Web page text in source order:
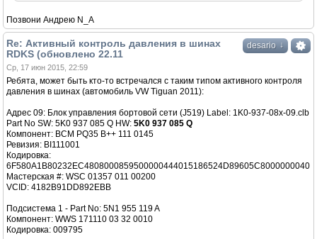
Позвони Андрею N_A
desario ↓
Re: Активный контроль давления в шинах
RDKS (обновлено 22.11
Ср, 17 июн 2015, 22:59
Ребята, может быть кто-то встречался с таким типом активного контроля
давления в шинах (автомобиль VW Tiguan 2011):
Адрес 09: Блок управления бортовой сети (J519) Label: 1K0-937-08x-09.clb
Part No SW: 5K0 937 085 Q HW: 5K0 937 085 Q
Компонент: BCM PQ35 B++ 111 0145
Ревизия: BI111001
Кодировка:
6F580A1B80232EC4808000859500000444015186524D89605C8000000040
Мастерская #: WSC 01357 011 00200
VCID: 4182B91DD892EBB
Подсистема 1 - Part No: 5N1 955 119 A
Компонент: WWS 171110 03 32 0010
Кодировка: 009795